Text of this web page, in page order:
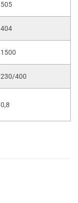
505
404
1500
230/400
0,8